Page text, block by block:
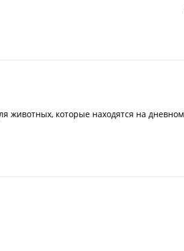
животных, которые находятся на дневном